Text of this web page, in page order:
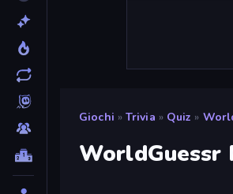
Giochi » Trivia » Quiz »
WorldGuessr